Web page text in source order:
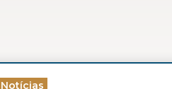
Notícias